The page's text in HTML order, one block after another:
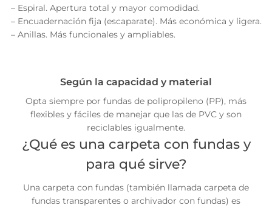
– Espiral. Apertura total y mayor comodidad.
– Encuadernación fija (escaparate). Más económica y ligera.
– Anillas. Más funcionales y ampliables.
Según la capacidad y material
Opta siempre por fundas de polipropileno (PP), más
flexibles y fáciles de manejar que las de PVC y son
reciclables igualmente.
¿Qué es una carpeta con fundas y
para qué sirve?
Una carpeta con fundas (también llamada carpeta de
fundas transparentes o archivador con fundas) es